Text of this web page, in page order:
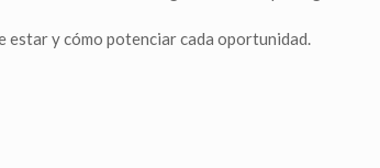
estar y cómo potenciar cada oportunidad.